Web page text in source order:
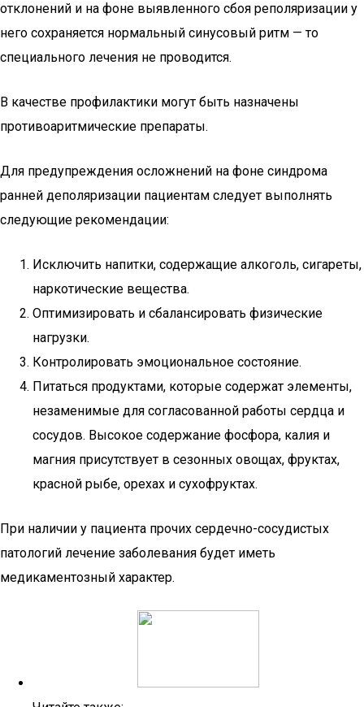
отклонений и на фоне выявленного сбоя реполяризации у
него сохраняется нормальный синусовый ритм — то
специального лечения не проводится.
В качестве профилактики могут быть назначены
противоаритмические препараты.
Для предупреждения осложнений на фоне синдрома
ранней деполяризации пациентам следует выполнять
следующие рекомендации:
Исключить напитки, содержащие алкоголь, сигареты,
наркотические вещества.
Оптимизировать и сбалансировать физические
нагрузки.
Контролировать эмоциональное состояние.
Питаться продуктами, которые содержат элементы,
незаменимые для согласованной работы сердца и
сосудов. Высокое содержание фосфора, калия и
магния присутствует в сезонных овощах, фруктах,
красной рыбе, орехах и сухофруктах.
При наличии у пациента прочих сердечно-сосудистых
патологий лечение заболевания будет иметь
медикаментозный характер.